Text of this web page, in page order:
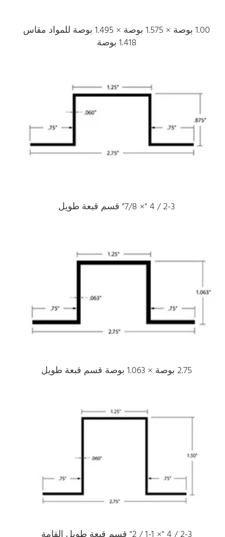
1.00 بوصة × 1.575 بوصة × 1.495 بوصة للمواد مقاس
1.418 بوصة
2-3 / 4 "× 7/8" قسم قبعة طويل
2.75 بوصة × 1.063 بوصة قسم قبعة طويل